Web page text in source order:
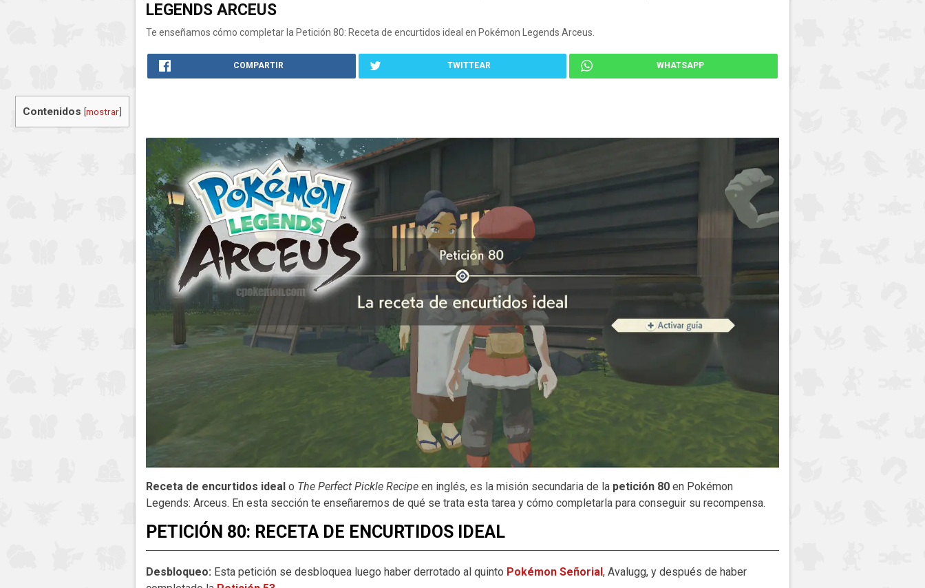
LEGENDS ARCEUS
Te enseñamos cómo completar la Petición 80: Receta de encurtidos ideal en Pokémon Legends Arceus.
COMPARTIR TWITTEAR WHATSAPP
Contenidos [mostrar]
Receta de encurtidos ideal o The Perfect Pickle Recipe en inglés, es la misión secundaria de la petición 80 en Pokémon
Legends: Arceus. En esta sección te enseñaremos de qué se trata esta tarea y cómo completarla para conseguir su recompensa.
PETICIÓN 80: RECETA DE ENCURTIDOS IDEAL
Desbloqueo: Esta petición se desbloquea luego haber derrotado al quinto Pokémon Señorial, Avalugg, y después de haber